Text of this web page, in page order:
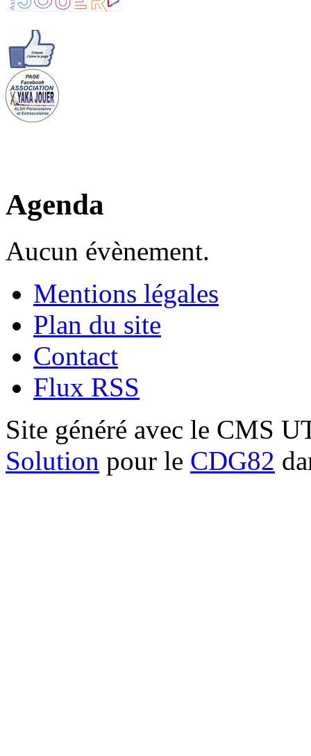
Agenda
Aucun évènement.
Mentions légales
Plan du site
Contact
Flux RSS
Site généré avec le CMS
Solution pour le CDG82